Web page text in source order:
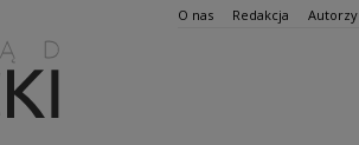
O nas Redakcja Autorzy